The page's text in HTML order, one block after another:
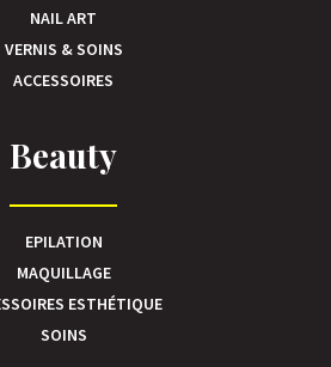
NAIL ART
VERNIS & SOINS
ACCESSOIRES
Beauty
EPILATION
MAQUILLAGE
ESTHÉTIQUE
SOINS